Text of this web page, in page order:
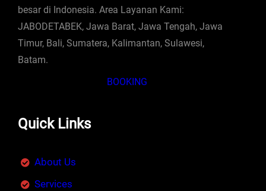
besar di Indonesia. Area Layanan Kami:
JABODETABEK, Jawa Barat, Jawa Tengah, Jawa
Timur, Bali, Sumatera, Kalimantan, Sulawesi,
Batam.
BOOKING
Quick Links
About Us
Services